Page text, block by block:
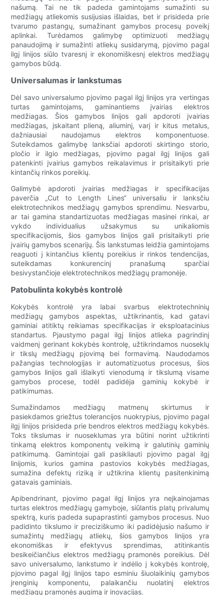
našumą. Tai ne tik padeda gamintojams sumažinti su
medžiagų atliekomis susijusias išlaidas, bet ir prisideda prie
tvarumo pastangų, sumažinant gamybos procesų poveikį
aplinkai. Turėdamos galimybę optimizuoti medžiagų
panaudojimą ir sumažinti atliekų susidarymą, pjovimo pagal
ilgį linijos siūlo tvaresnį ir ekonomiškesnį elektros medžiagų
gamybos būdą.
Universalumas ir lankstumas
Dėl savo universalumo pjovimo pagal ilgį linijos yra vertingas
turtas gamintojams, gaminantiems įvairias elektros
medžiagas. Šios gamybos linijos gali apdoroti įvairias
medžiagas, įskaitant plieną, aliuminį, varį ir kitus metalus,
dažniausiai naudojamus elektros komponentuose.
Suteikdamos galimybę lanksčiai apdoroti skirtingo storio,
pločio ir ilgio medžiagas, pjovimo pagal ilgį linijos gali
patenkinti įvairius gamybos reikalavimus ir prisitaikyti prie
kintančių rinkos poreikių.
Galimybė apdoroti įvairias medžiagas ir specifikacijas
paverčia „Cut to Length Lines“ universaliu ir lanksčiu
elektrotechnikos medžiagų gamybos sprendimu. Nesvarbu,
ar tai gamina standartizuotas medžiagas masinei rinkai, ar
vykdo individualius užsakymus su unikaliomis
specifikacijomis, šios gamybos linijos gali prisitaikyti prie
įvairių gamybos scenarijų. Šis lankstumas leidžia gamintojams
reaguoti į kintančius klientų poreikius ir rinkos tendencijas,
suteikdamas konkurencinį pranašumą sparčiai
besivystančioje elektrotechnikos medžiagų pramonėje.
Patobulinta kokybės kontrolė
Kokybės kontrolė yra labai svarbus elektrotechninių
medžiagų gamybos aspektas, užtikrinantis, kad gatavi
gaminiai atitiktų reikiamas specifikacijas ir eksploatacinius
standartus. Pjaustymo pagal ilgį linijos atlieka pagrindinį
vaidmenį gerinant kokybės kontrolę, užtikrindamos nuoseklų
ir tikslų medžiagų pjovimą bei formavimą. Naudodamos
pažangias technologijas ir automatizuotus procesus, šios
gamybos linijos gali išlaikyti vienodumą ir tikslumą visame
gamybos procese, todėl padidėja gaminių kokybė ir
patikimumas.
Sumažindamos medžiagų matmenų skirtumus ir
pasiekdamos griežtus tolerancijos nuokrypius, pjovimo pagal
ilgį linijos prisideda prie bendros elektros medžiagų kokybės.
Toks tikslumas ir nuoseklumas yra būtini norint užtikrinti
tinkamą elektros komponentų veikimą ir galutinių gaminių
patikimumą. Gamintojai gali pasikliauti pjovimo pagal ilgį
linijomis, kurios gamina pastovios kokybės medžiagas,
sumažina defektų riziką ir užtikrina klientų pasitenkinimą
gatavais gaminiais.
Apibendrinant, pjovimo pagal ilgį linijos yra neįkainojamas
turtas elektros medžiagų gamyboje, siūlantis platų privalumų
spektrą, kuris padeda supaprastinti gamybos procesus. Nuo
padidinto tikslumo ir preciziškumo iki padidėjusio našumo ir
sumažintų medžiagų atliekų, šios gamybos linijos yra
ekonomiškas ir efektyvus sprendimas, atitinkantis
besikeičiančius elektros medžiagų pramonės poreikius. Dėl
savo universalumo, lankstumo ir indėlio į kokybės kontrolę,
pjovimo pagal ilgį linijos tapo esminiu šiuolaikinių gamybos
įrenginių komponentu, palaikančiu nuolatinį elektros
medžiagų pramonės augimą ir inovacijas.